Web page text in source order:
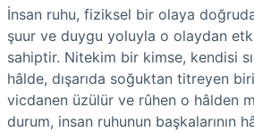
İnsan ruhu, fiziksel bir olaya
şuur ve duygu yoluyla o olaydan
sahiptir. Nitekim bir kimse, kendisi
hâlde, dışarıda soğuktan titreyen
vicdanen üzülür ve rûhen o hâlden
durum, insan ruhunun başkalarının